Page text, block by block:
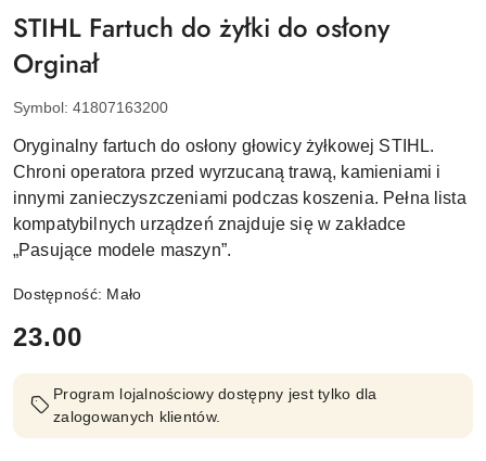
STIHL Fartuch do żyłki do osłony
Orginał
Symbol: 41807163200
Oryginalny fartuch do osłony głowicy żyłkowej STIHL.
Chroni operatora przed wyrzucaną trawą, kamieniami i
innymi zanieczyszczeniami podczas koszenia. Pełna lista
kompatybilnych urządzeń znajduje się w zakładce
„Pasujące modele maszyn”.
Dostępność: Mało
cena:
23.00
Program lojalnościowy dostępny jest tylko dla
zalogowanych klientów.